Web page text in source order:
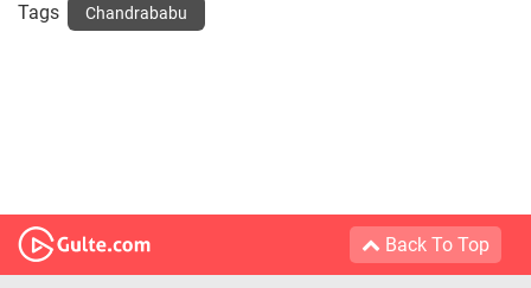
Tags Chandrababu
Back To Top